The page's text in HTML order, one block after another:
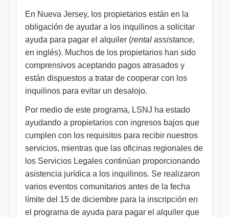
En Nueva Jersey, los propietarios están en la
obligación de ayudar a los inquilinos a solicitar
ayuda para pagar el alquiler (rental assistance,
en inglés). Muchos de los propietarios han sido
comprensivos aceptando pagos atrasados y
están dispuestos a tratar de cooperar con los
inquilinos para evitar un desalojo.
Por medio de este programa, LSNJ ha estado
ayudando a propietarios con ingresos bajos que
cumplen con los requisitos para recibir nuestros
servicios, mientras que las oficinas regionales de
los Servicios Legales continúan proporcionando
asistencia jurídica a los inquilinos. Se realizaron
varios eventos comunitarios antes de la fecha
límite del 15 de diciembre para la inscripción en
el programa de ayuda para pagar el alquiler que